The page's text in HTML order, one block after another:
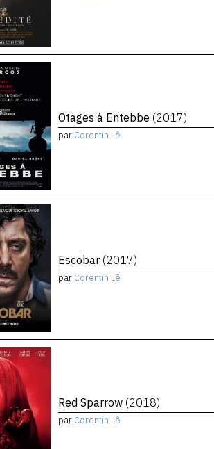
Otages à Entebbe (2017)
par Corentin Lê
Escobar (2017)
par Corentin Lê
Red Sparrow (2018)
par Corentin Lê